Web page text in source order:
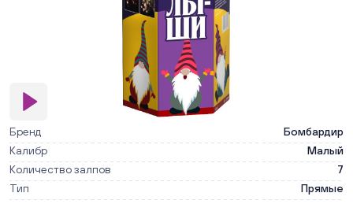
Бренд
Бомбардир
Калибр
Малый
Количество залпов
7
Тип
Прямые